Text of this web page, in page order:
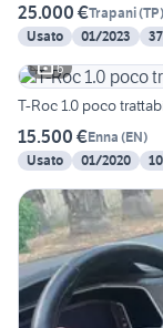
25.000 €Trapani(TP)
Usato
01/2023
6
T-Roc 1.0 poco
15.500 €Enna (EN)
Usato
01/2020